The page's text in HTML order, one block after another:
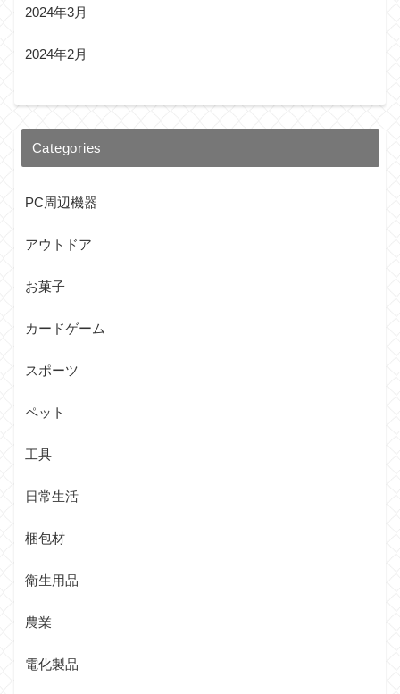
2024年3月
2024年2月
Categories
PC周辺機器
アウトドア
お菓子
カードゲーム
スポーツ
ペット
工具
日常生活
梱包材
衛生用品
農業
電化製品